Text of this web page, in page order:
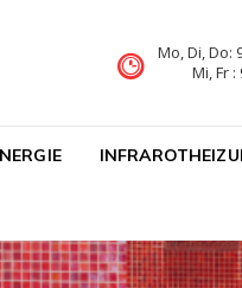
Mo, Di, Do:
Mi, Fr :